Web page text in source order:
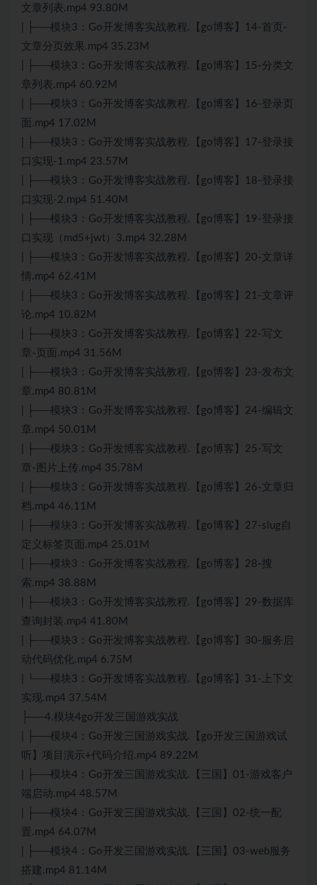
文章列表.mp4 93.80M
| ├──模块3：Go开发博客实战教程.【go博客】14-首页-
文章分页效果.mp4 35.23M
| ├──模块3：Go开发博客实战教程.【go博客】15-分类文
章列表.mp4 60.92M
| ├──模块3：Go开发博客实战教程.【go博客】16-登录页
面.mp4 17.02M
| ├──模块3：Go开发博客实战教程.【go博客】17-登录接
口实现-1.mp4 23.57M
| ├──模块3：Go开发博客实战教程.【go博客】18-登录接
口实现-2.mp4 51.40M
| ├──模块3：Go开发博客实战教程.【go博客】19-登录接
口实现（md5+jwt）3.mp4 32.28M
| ├──模块3：Go开发博客实战教程.【go博客】20-文章详
情.mp4 62.41M
| ├──模块3：Go开发博客实战教程.【go博客】21-文章评
论.mp4 10.82M
| ├──模块3：Go开发博客实战教程.【go博客】22-写文
章-页面.mp4 31.56M
| ├──模块3：Go开发博客实战教程.【go博客】23-发布文
章.mp4 80.81M
| ├──模块3：Go开发博客实战教程.【go博客】24-编辑文
章.mp4 50.01M
| ├──模块3：Go开发博客实战教程.【go博客】25-写文
章-图片上传.mp4 35.78M
| ├──模块3：Go开发博客实战教程.【go博客】26-文章归
档.mp4 46.11M
| ├──模块3：Go开发博客实战教程.【go博客】27-slug自
定义标签页面.mp4 25.01M
| ├──模块3：Go开发博客实战教程.【go博客】28-搜
索.mp4 38.88M
| ├──模块3：Go开发博客实战教程.【go博客】29-数据库
查询封装.mp4 41.80M
| ├──模块3：Go开发博客实战教程.【go博客】30-服务启
动代码优化.mp4 6.75M
| └──模块3：Go开发博客实战教程.【go博客】31-上下文
实现.mp4 37.54M
├──4.模块4go开发三国游戏实战
| ├──模块4：Go开发三国游戏实战.【go开发三国游戏试
听】项目演示+代码介绍.mp4 89.22M
| ├──模块4：Go开发三国游戏实战.【三国】01-游戏客户
端启动.mp4 48.57M
| ├──模块4：Go开发三国游戏实战.【三国】02-统一配
置.mp4 64.07M
| ├──模块4：Go开发三国游戏实战.【三国】03-web服务
搭建.mp4 81.14M